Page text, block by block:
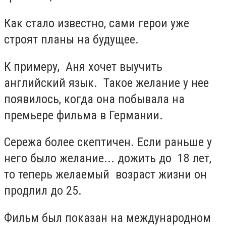
Как стало известно, сами герои уже
строят планы на будущее.
К примеру, Аня хочет выучить
английский язык. Такое желание у нее
появилось, когда она побывала на
премьере фильма в Германии.
Сережа более скептичен. Если раньше у
него было желание... дожить до 18 лет,
то теперь желаемый возраст жизни он
продлил до 25.
Фильм был показан на международном